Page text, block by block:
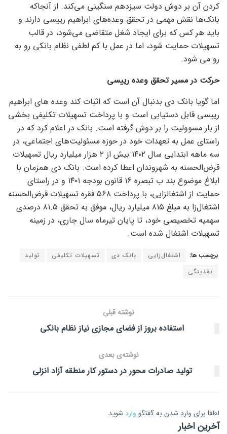
کردن آن بر دوش دولت سیزدهم سنگینی می‌کند. از آنجاکه
بانک‌ها نقش مهمی در تحقق وعده‌های ابراهیم رییسی دارند و
باید هر کس که برای ایجاد شغل متقاضی می‌شود، در قالب
تسهیلات حمایت شود، اما در عمل با کم لطفی نظام بانکی رو به
رو می شود.
حرکت در مسیر تحقق وعده رییسی
اما گویا بانک دی بدنبال آن است که اثبات کند وعده های ابراهیم
رییسی قابل دستیابی است و با پرداخت تسهیلات تکلیفی بخشی
از بار مسوولیت را بر دوش گرفته است. بانک در اعلام کرد که در
راستای عمل به تعهدات خود در حوزه مسئولیت‌های اجتماعی، در
سه ماهه ابتدایی سال ۱۴۰۲ بیش از ۲ هزار میلیارد ریال تسهیلات
قرض‌الحسنه به شهروندان اعطا کرده است. بانک دی همزمان با
ابلاغ موضوع بند ب تبصره ۱۶ قانون بودجه ۱۴۰۱ و در راستای
حمایت از اشتغالزایی، با پرداخت ۵۶۸ فقره تسهیلات قرض‌الحسنه
اشتغال‌زا به مبلغ ۸۱۵ میلیارد ریال، موفق به تحقق ۸۱.۵ درصدی
سهمیه تخصیصی خود، تا پایان تیرماه سال جاری، در زمینه
تسهیلات اشتغال شده است.
برچسب ها: اشتغال‌زایی بانک دی تسهیلات تکلیفی
تولید
نقدینگی
نوشته قبلی
استفاده بروز از فضای مجازی نیاز نظام بانکی
نوشته‌ی بعدی
تولید صادرات محور در دستور کار منطقه آزاد انزلی
لطفاَ برای وارد شدن به گفتگو وارد شوید
آخرین اخبار